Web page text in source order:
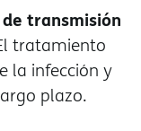
transmisión
tratamiento
la infección y
plazo.